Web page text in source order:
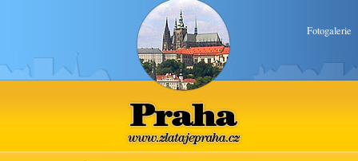
Fotogalerie
Praha
www.zlatajepraha.cz